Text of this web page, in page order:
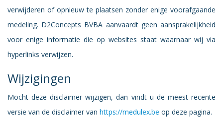
verwijderen of opnieuw te plaatsen zonder enige voorafgaande
medeling. D2Concepts BVBA aanvaardt geen aansprakelijkheid
voor enige informatie die op websites staat waarnaar wij via
hyperlinks verwijzen.
Wijzigingen
Mocht deze disclaimer wijzigen, dan vindt u de meest recente
versie van de disclaimer van https://medulex.be op deze pagina.